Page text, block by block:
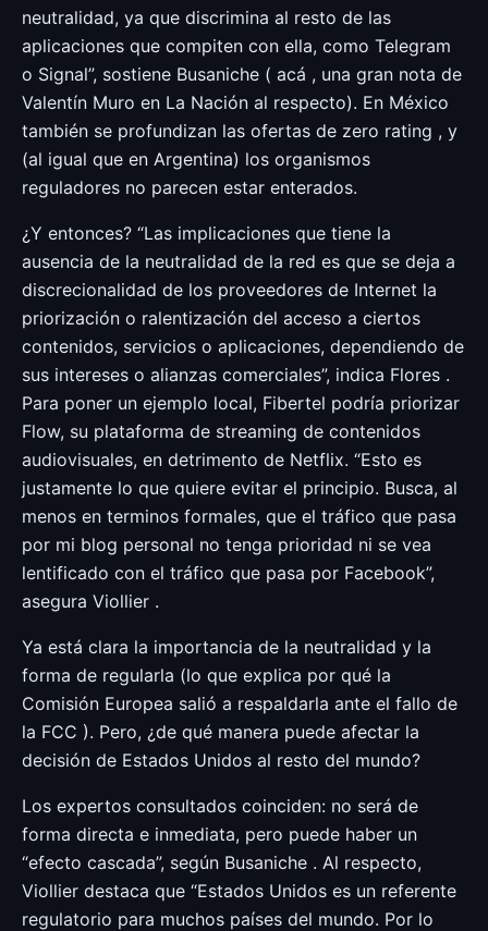
neutralidad, ya que discrimina al resto de las
aplicaciones que compiten con ella, como Telegram
o Signal”, sostiene Busaniche ( acá , una gran nota de
Valentín Muro en La Nación al respecto). En México
también se profundizan las ofertas de zero rating , y
(al igual que en Argentina) los organismos
reguladores no parecen estar enterados.
¿Y entonces? “Las implicaciones que tiene la
ausencia de la neutralidad de la red es que se deja a
discrecionalidad de los proveedores de Internet la
priorización o ralentización del acceso a ciertos
contenidos, servicios o aplicaciones, dependiendo de
sus intereses o alianzas comerciales”, indica Flores .
Para poner un ejemplo local, Fibertel podría priorizar
Flow, su plataforma de streaming de contenidos
audiovisuales, en detrimento de Netflix. “Esto es
justamente lo que quiere evitar el principio. Busca, al
menos en terminos formales, que el tráfico que pasa
por mi blog personal no tenga prioridad ni se vea
lentificado con el tráfico que pasa por Facebook”,
asegura Viollier .
Ya está clara la importancia de la neutralidad y la
forma de regularla (lo que explica por qué la
Comisión Europea salió a respaldarla ante el fallo de
la FCC ). Pero, ¿de qué manera puede afectar la
decisión de Estados Unidos al resto del mundo?
Los expertos consultados coinciden: no será de
forma directa e inmediata, pero puede haber un
“efecto cascada”, según Busaniche . Al respecto,
Viollier destaca que “Estados Unidos es un referente
regulatorio para muchos países del mundo. Por lo